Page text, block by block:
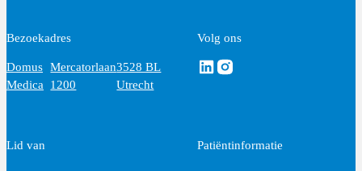
Bezoekadres
Domus
Medica
Mercatorlaan
1200
3528 BL
Utrecht
Volg ons
Volg ons via Linkedin
Volg ons via Instagram
Lid van Patiëntinformatie